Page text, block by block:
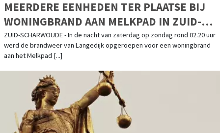
MEERDERE EENHEDEN TER PLAATSE BIJ
WONINGBRAND AAN MELKPAD IN ZUID-
SCHARWOUDE
ZUID-SCHARWOUDE - In de nacht van zaterdag op zondag rond 02.20 uur
werd de brandweer van Langedijk opgeroepen voor een woningbrand
aan het Melkpad [...]